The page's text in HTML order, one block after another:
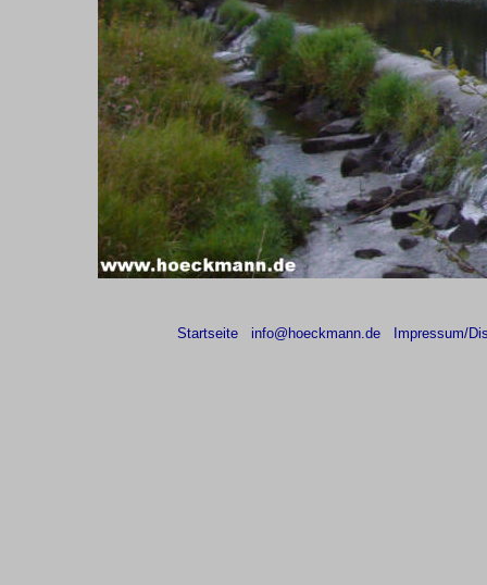
Startseite info@hoeckmann.de Impressum/